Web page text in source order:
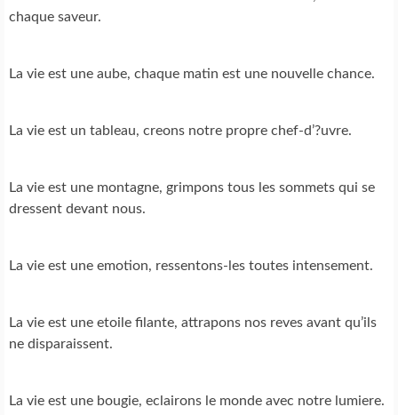
chaque saveur.
La vie est une aube, chaque matin est une nouvelle chance.
La vie est un tableau, creons notre propre chef-d’?uvre.
La vie est une montagne, grimpons tous les sommets qui se
dressent devant nous.
La vie est une emotion, ressentons-les toutes intensement.
La vie est une etoile filante, attrapons nos reves avant qu’ils
ne disparaissent.
La vie est une bougie, eclairons le monde avec notre lumiere.